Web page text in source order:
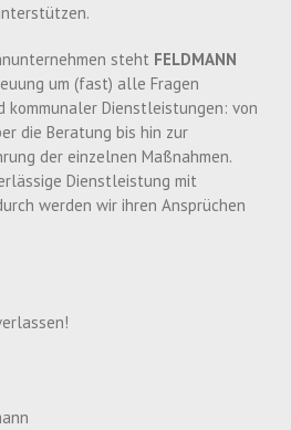
steht FELDMANN
um (fast) alle Fragen
Dienstleistungen: von
die Beratung bis hin zur
der einzelnen Maßnahmen.
Dienstleistung mit
werden wir ihren Ansprüchen